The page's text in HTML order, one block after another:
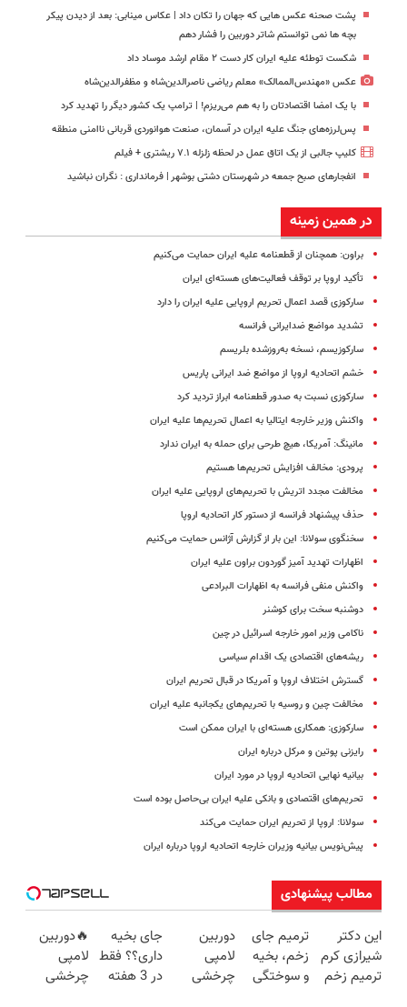
پشت صحنه عکس هایی که جهان را تکان داد | عکاس مینابی: بعد از دیدن پیکر
بچه‌ ها نمی‌ توانستم شاتر دوربین را فشار دهم
شکست توطئه علیه ایران کار دست ۲ مقام ارشد موساد داد
عکس «مهندس‌الممالک» معلم ریاضی ناصرالدین‌شاه و مظفرالدین‌شاه
با یک امضا اقتصادتان را به هم می‌ریزم! | ترامپ یک کشور دیگر را تهدید کرد
پس‌لرزه‌های جنگ علیه ایران در آسمان، صنعت هوانوردی قربانی ناامنی منطقه
کلیپ جالبی از یک اتاق عمل در لحظه زلزله ۷.۱ ریشتری + فیلم
انفجارهای صبح جمعه در شهرستان دشتی بوشهر | فرمانداری : نگران نباشید
در همین زمینه
براون: همچنان از قطعنامه علیه ایران حمایت می‌کنیم
تأکید اروپا بر توقف فعالیت‌های هسته‌ای ایران
سارکوزی قصد اعمال تحریم اروپایی علیه ایران را دارد
تشدید مواضع ضدایرانی فرانسه
سارکوزیسم، نسخه به‌روزشده بلریسم
خشم اتحادیه اروپا از مواضع ضد ایرانی پاریس
سارکوزی نسبت به صدور قطعنامه ابراز تردید کرد
واکنش وزیر خارجه ایتالیا به اعمال تحریم‌ها علیه ایران
مانینگ: آمریکا، هیچ طرحی برای حمله به ایران ندارد
پرودی: مخالف افزایش تحریم‌ها هستیم
مخالفت‌ مجدد اتریش با تحریم‌های ‌اروپایی علیه‌ ایران‌
حذف‌ پیشنهاد فرانسه‌ از دستور کار اتحادیه‌ اروپا
سخنگوی‌ سولا‌نا: ‌این بار از گزارش‌ آژانس‌ حمایت‌ می‌‌کنیم‌
اظهارات تهدید آمیز گوردون براون علیه ایران
واکنش منفی فرانسه به اظهارات البرادعی
دوشنبه سخت برای کوشنر
ناکامی وزیر امور خارجه اسرائیل در چین
ریشه‌های اقتصادی یک اقدام سیاسی
گسترش اختلاف اروپا و آمریکا در قبال تحریم ایران
مخالفت چین و روسیه با تحریم‌های یکجانبه علیه ایران
سارکوزی: همکاری هسته‌ای با ایران ممکن است
رایزنی پوتین و مرکل درباره ایران
بیانیه نهایی اتحادیه اروپا در مورد ایران
تحریم‌های اقتصادی و بانکی علیه ایران بی‌حاصل بوده است
سولانا: اروپا از تحریم ایران حمایت می‌کند
پیش‌نویس بیانیه وزیران خارجه اتحادیه اروپا درباره ایران
مطالب پیشنهادی
این دکتر
شیرازی کرم
ترمیم زخم
ترمیم جای
زخم، بخیه
و سوختگی
دوربین
لامپی
چرخشی
جای بخیه
داری؟؟ فقط
در 3 هفته
🔥دوربین
لامپی
چرخشی